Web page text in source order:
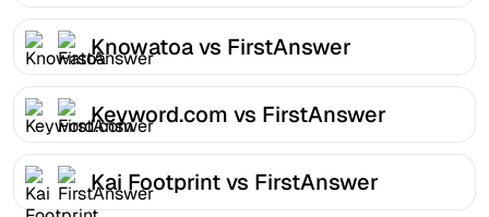
Knowatoa vs FirstAnswer
Keyword.com vs FirstAnswer
Kai Footprint vs FirstAnswer